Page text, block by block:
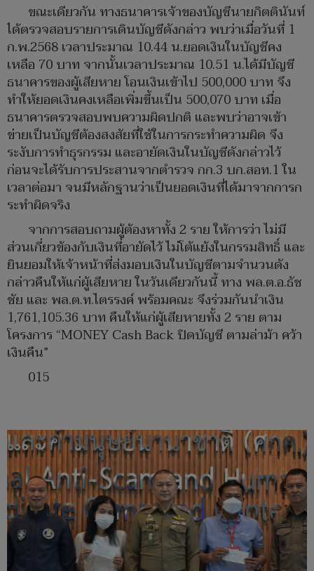
ขณะเดียวกัน ทางธนาคารเจ้าของบัญชีนายกิตตินันท์
ได้ตรวจสอบรายการเดินบัญชีดังกล่าว พบว่าเมื่อวันที่ 1
ก.พ.2568 เวลาประมาณ 10.44 น.ยอดเงินในบัญชีคง
เหลือ 70 บาท จากนั้นเวลาประมาณ 10.51 น.ได้มีบัญชี
ธนาคารของผู้เสียหาย โอนเงินเข้าไป 500,000 บาท จึง
ทำให้ยอดเงินคงเหลือเพิ่มขึ้นเป็น 500,070 บาท เมื่อ
ธนาคารตรวจสอบพบความผิดปกติ และพบว่าอาจเข้า
ข่ายเป็นบัญชีต้องสงสัยที่ใช้ในการกระทำความผิด จึง
ระงับการทำธุรกรรม และอายัดเงินในบัญชีดังกล่าวไว้
ก่อนจะได้รับการประสานจากตำรวจ กก.3 บก.สอท.1 ใน
เวลาต่อมา จนมีหลักฐานว่าเป็นยอดเงินที่ได้มาจากการก
ระทำผิดจริง
จากการสอบถามผู้ต้องหาทั้ง 2 ราย ให้การว่า ไม่มี
ส่วนเกี่ยวข้องกับเงินที่อายัดไว้ ไม่โต้แย้งในกรรมสิทธิ์ และ
ยินยอมให้เจ้าหน้าที่ส่งมอบเงินในบัญชีตามจำนวนดัง
กล่าวคืนให้แก่ผู้เสียหาย ในวันเดียวกันนี้ ทาง พล.ต.อ.ธัช
ชัย และ พล.ต.ท.ไตรรงค์ พร้อมคณะ จึงร่วมกันนำเงิน
1,761,105.36 บาท คืนให้แก่ผู้เสียหายทั้ง 2 ราย ตาม
โครงการ “MONEY Cash Back ปิดบัญชี ตามล่าม้า คว้า
เงินคืน”
015